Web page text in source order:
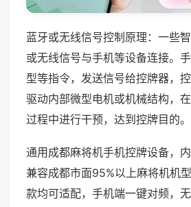
蓝牙或无线信号控制原理：一些
或无线信号与手机等设备连接。
型等指令，发送信号给控牌器，
驱动内部微型电机或机械结构，
过程中进行干预，达到控牌目的。
通用成都麻将机手机控牌设备，内
兼容成都市面95%以上麻将机机
款均可适配，手机端一键对频，